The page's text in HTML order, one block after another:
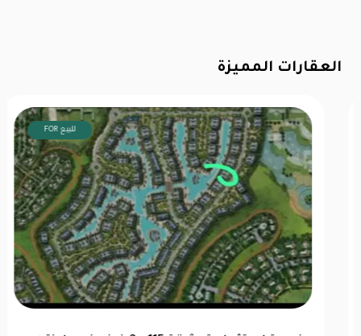
العقارات المميزة
FOR للبيع